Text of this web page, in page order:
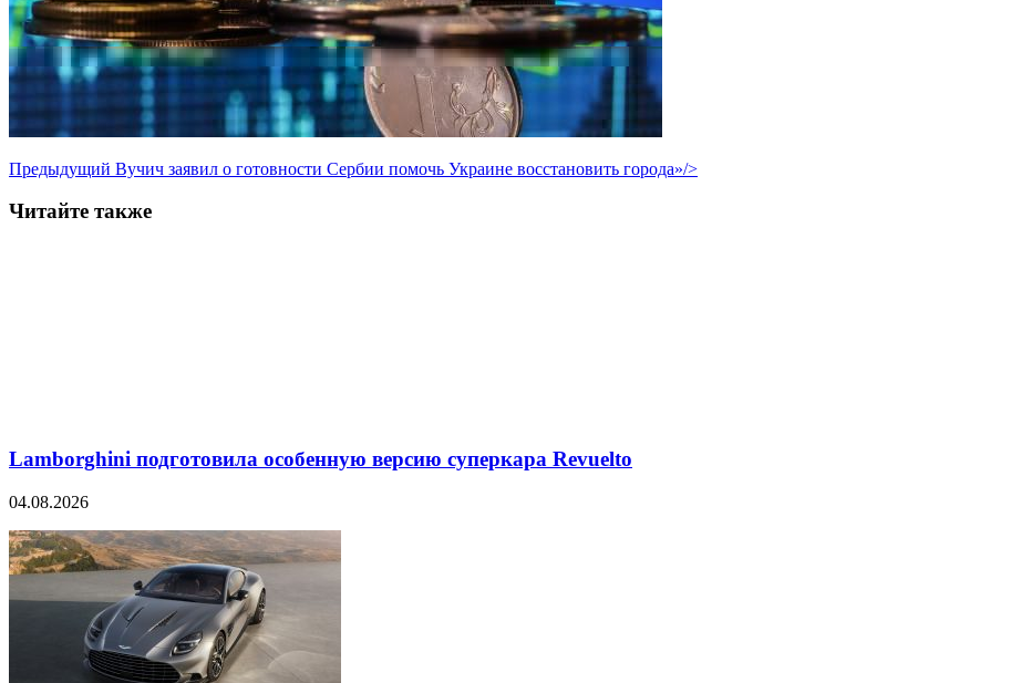
Предыдущий Вучич заявил о готовности Сербии помочь Украине восстановить города»/>
Читайте также
Lamborghini подготовила особенную версию суперкара Revuelto
04.08.2026